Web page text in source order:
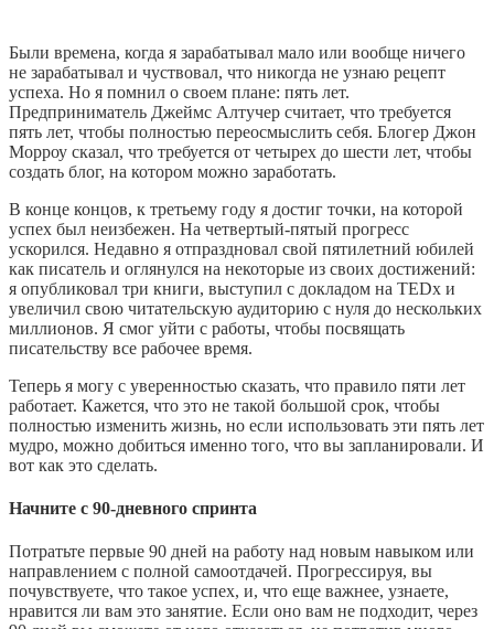
Были времена, когда я зарабатывал мало или вообще ничего
не зарабатывал и чуствовал, что никогда не узнаю рецепт
успеха. Но я помнил о своем плане: пять лет.
Предприниматель Джеймс Алтучер считает, что требуется
пять лет, чтобы полностью переосмыслить себя. Блогер Джон
Морроу сказал, что требуется от четырех до шести лет, чтобы
создать блог, на котором можно заработать.
В конце концов, к третьему году я достиг точки, на которой
успех был неизбежен. На четвертый-пятый прогресс
ускорился. Недавно я отпраздновал свой пятилетний юбилей
как писатель и оглянулся на некоторые из своих достижений:
я опубликовал три книги, выступил с докладом на TEDx и
увеличил свою читательскую аудиторию с нуля до нескольких
миллионов. Я смог уйти с работы, чтобы посвящать
писательству все рабочее время.
Теперь я могу с уверенностью сказать, что правило пяти лет
работает. Кажется, что это не такой большой срок, чтобы
полностью изменить жизнь, но если использовать эти пять лет
мудро, можно добиться именно того, что вы запланировали. И
вот как это сделать.
Начните с 90-дневного спринта
Потратьте первые 90 дней на работу над новым навыком или
направлением с полной самоотдачей. Прогрессируя, вы
почувствуете, что такое успех, и, что еще важнее, узнаете,
нравится ли вам это занятие. Если оно вам не подходит, через